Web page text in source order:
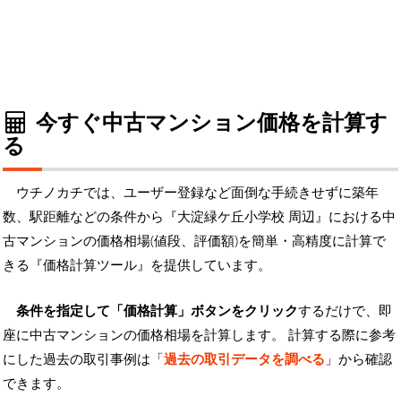
今すぐ中古マンション価格を計算す
る
ウチノカチでは、ユーザー登録など面倒な手続きせずに築年
数、駅距離などの条件から『大淀緑ケ丘小学校 周辺』における中
古マンションの価格相場(値段、評価額)を簡単・高精度に計算で
きる『価格計算ツール』を提供しています。
条件を指定して「価格計算」ボタンをクリックするだけで、即
座に中古マンションの価格相場を計算します。 計算する際に参考
にした過去の取引事例は「過去の取引データを調べる 」から確認
できます。